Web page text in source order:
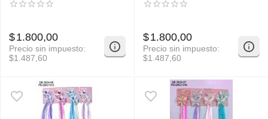
$1.800,00
Precio sin impuesto:
$1.487,60
$1.800,00
Precio sin impuesto:
$1.487,60